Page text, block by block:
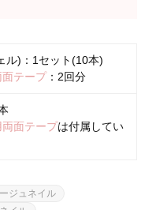
ル)：1セット(10本)
テープ：2回分
面テープは付属してい
ジュネイル